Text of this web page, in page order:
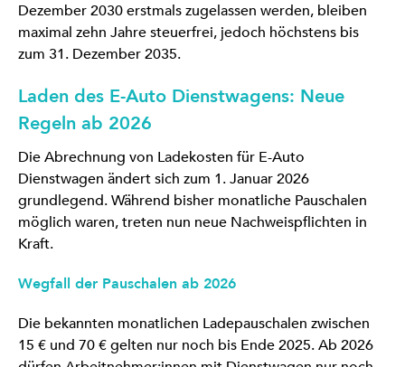
Dezember 2030 erstmals zugelassen werden, bleiben
maximal zehn Jahre steuerfrei, jedoch höchstens bis
zum 31. Dezember 2035.
Laden des E-Auto Dienstwagens: Neue
Regeln ab 2026
Die Abrechnung von Ladekosten für E-Auto
Dienstwagen ändert sich zum 1. Januar 2026
grundlegend. Während bisher monatliche Pauschalen
möglich waren, treten nun neue Nachweispflichten in
Kraft.
Wegfall der Pauschalen ab 2026
Die bekannten monatlichen Ladepauschalen zwischen
15 € und 70 € gelten nur noch bis Ende 2025. Ab 2026